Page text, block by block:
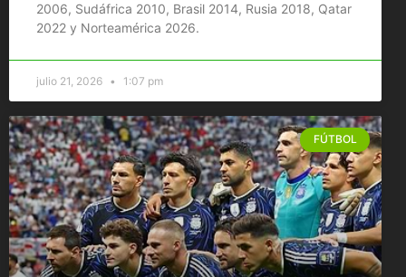
2006, Sudáfrica 2010, Brasil 2014, Rusia 2018, Qatar
2022 y Norteamérica 2026.
julio 21, 2026 1:07 pm
FÚTBOL